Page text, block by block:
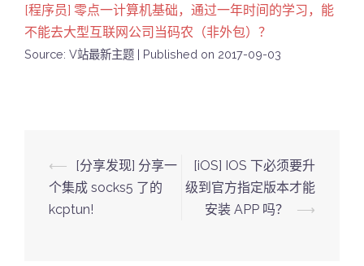
[程序员] 零点一计算机基础，通过一年时间的学习，能
不能去大型互联网公司当码农（非外包）？
Source: V站最新主题 Published on 2017-09-03
Post
navigation
⟵
[分享发现] 分享一
个集成 socks5 了的
kcptun!
[iOS] IOS 下必须要升
级到官方指定版本才能
安装 APP 吗？
⟶